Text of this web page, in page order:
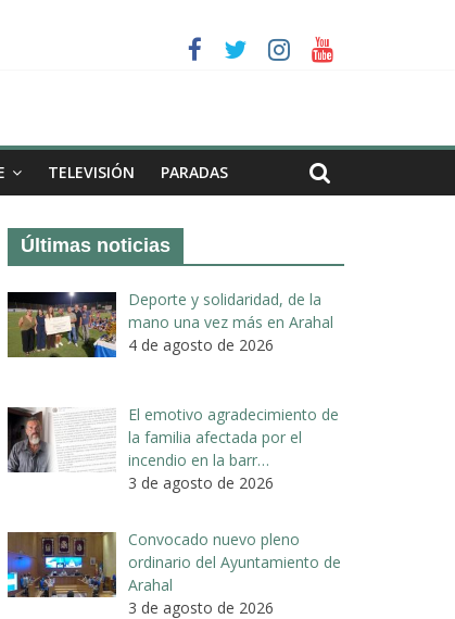
TELEVISIÓN PARADAS
Últimas noticias
Deporte y solidaridad, de la
mano una vez más en Arahal
4 de agosto de 2026
El emotivo agradecimiento de
la familia afectada por el
incendio en la barr…
3 de agosto de 2026
Convocado nuevo pleno
ordinario del Ayuntamiento de
Arahal
3 de agosto de 2026